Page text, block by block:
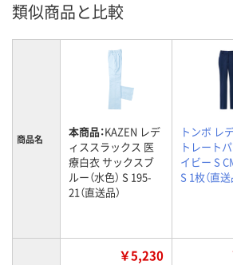
類似商品と比較
商品名 本商品：KAZEN レデ
ィススラックス 医
療白衣 サックスブ
ルー（水色） S 195-
21（直送品）
トンボ レ
トレート
イビー S
S 1枚（直送
￥5,230